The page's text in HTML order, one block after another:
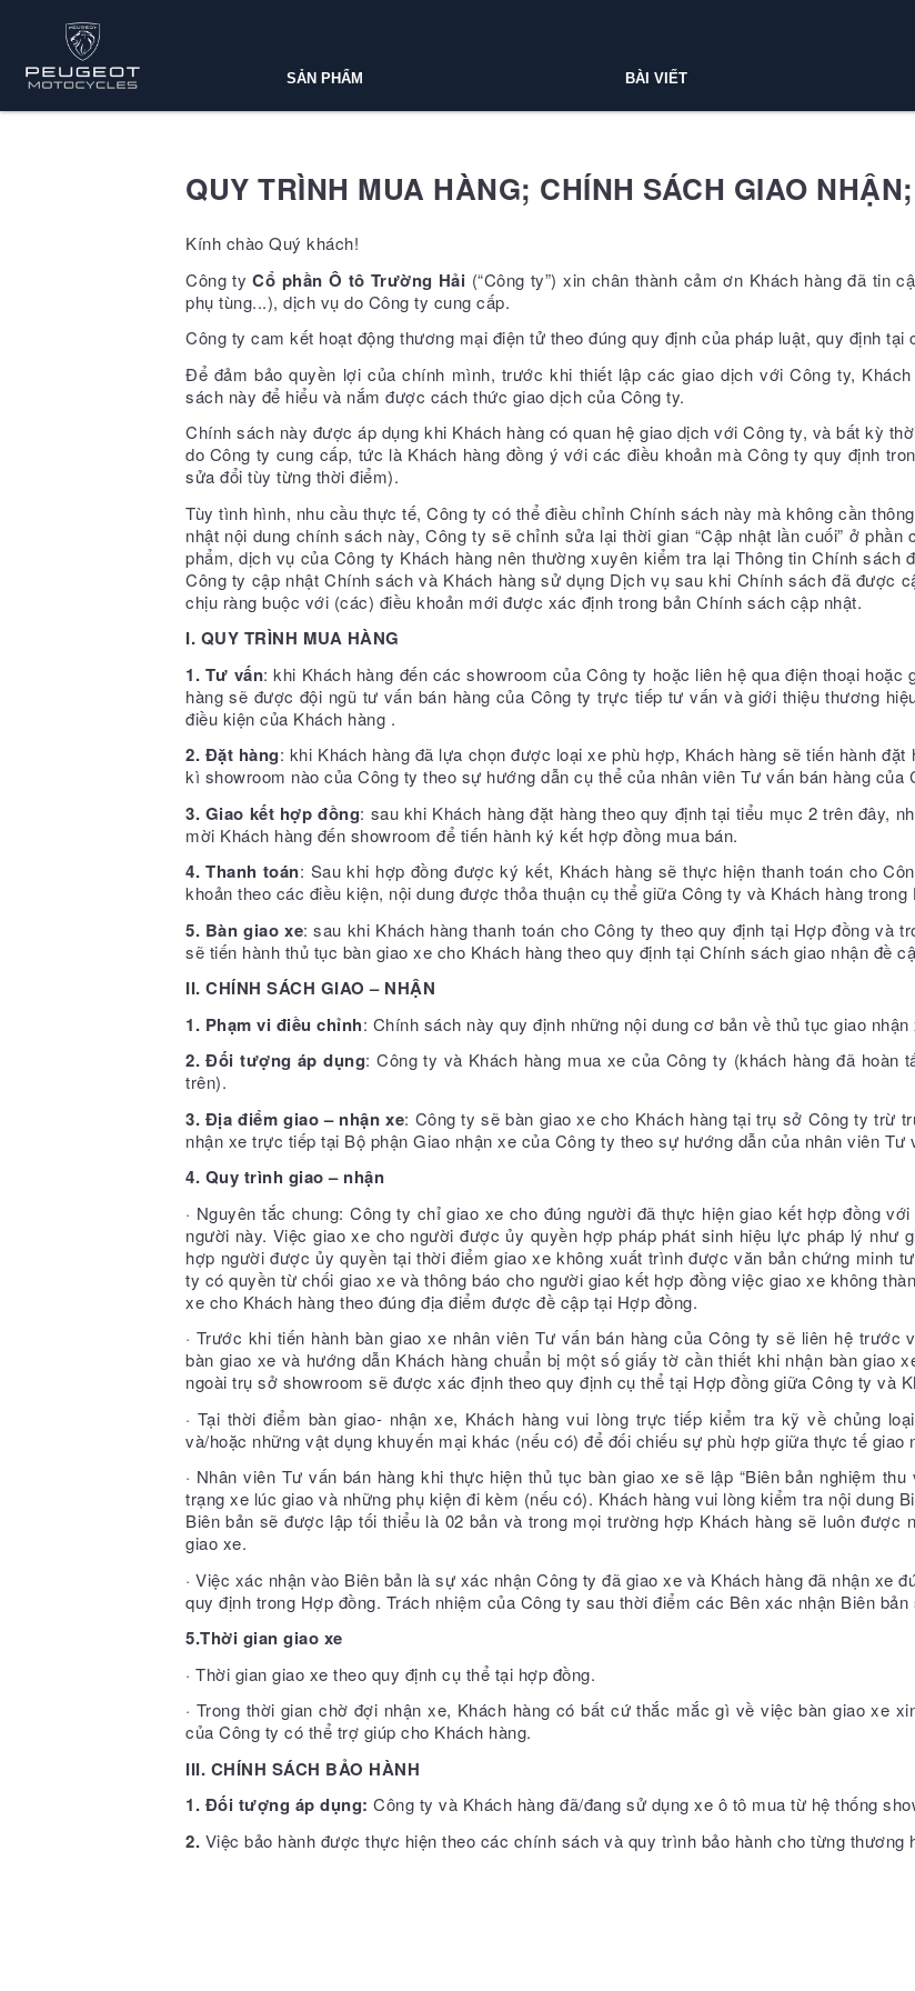
SẢN PHẨM BÀI VIẾT
QUY TRÌNH MUA HÀNG; CHÍNH SÁCH GIAO
Kính chào Quý khách!
Công tyCổ phần Ô tô Trường Hải (“Công ty”) xin chân thành cảm ơn Khách hàng đã tin
phụ tùng...), dịch vụ do Công ty cung cấp.
Công ty cam kết hoạt động thương mại điện tử theo đúng quy định của pháp luật, quy định tại
Để đảm bảo quyền lợi của chính mình, trước khi thiết lập các giao dịch với Công ty,
sách này để hiểu và nắm được cách thức giao dịch của Công ty.
Chính sách này được áp dụng khi Khách hàng có quan hệ giao dịch với Công ty, và bất kỳ
do Công ty cung cấp, tức là Khách hàng đồng ý với các điều khoản mà Công ty quy định
sửa đổi tùy từng thời điểm).
Tùy tình hình, nhu cầu thực tế, Công ty có thể điều chỉnh Chính sách này mà không cần
nhật nội dung chính sách này, Công ty sẽ chỉnh sửa lại thời gian “Cập nhật lần cuối” ở
phẩm, dịch vụ của Công ty Khách hàng nên thường xuyên kiểm tra lại Thông tin Chính sách
Công ty cập nhật Chính sách và Khách hàng sử dụng Dịch vụ sau khi Chính sách đã được
chịu ràng buộc với (các) điều khoản mới được xác định trong bản Chính sách cập nhật.
I. QUY TRÌNH MUA HÀNG
1. Tư vấn: khi Khách hàng đến các showroom của Công ty hoặc liên hệ qua điện thoại
hàng sẽ được đội ngũ tư vấn bán hàng của Công ty trực tiếp tư vấn và giới thiệu thương
điều kiện của Khách hàng .
2. Đặt hàng: khi Khách hàng đã lựa chọn được loại xe phù hợp, Khách hàng sẽ tiến hành
kì showroom nào của Công ty theo sự hướng dẫn cụ thể của nhân viên Tư vấn bán hàng của
3. Giao kết hợp đồng: sau khi Khách hàng đặt hàng theo quy định tại tiểu mục 2 trên đây,
mời Khách hàng đến showroom để tiến hành ký kết hợp đồng mua bán.
4.Thanh toán: Sau khi hợp đồng được ký kết, Khách hàng sẽ thực hiện thanh toán cho
khoản theo các điều kiện, nội dung được thỏa thuận cụ thể giữa Công ty và Khách hàng trong
5. Bàn giao xe: sau khi Khách hàng thanh toán cho Công ty theo quy định tại Hợp đồng và
sẽ tiến hành thủ tục bàn giao xe cho Khách hàng theo quy định tại Chính sách giao nhận đề
II. CHÍNH SÁCH GIAO – NHẬN
1. Phạm vi điều chỉnh: Chính sách này quy định những nội dung cơ bản về thủ tục giao
2.Đối tượng áp dụng: Công ty và Khách hàng mua xe của Công ty (khách hàng đã hoàn
trên).
3. Địa điểm giao – nhận xe: Công ty sẽ bàn giao xe cho Khách hàng tại trụ sở Công ty trừ
nhận xe trực tiếp tại Bộ phận Giao nhận xe của Công ty theo sự hướng dẫn của nhân viên Tư
4. Quy trình giao – nhận
· Nguyên tắc chung: Công ty chỉ giao xe cho đúng người đã thực hiện giao kết hợp đồng
người này. Việc giao xe cho người được ủy quyền hợp pháp phát sinh hiệu lực pháp lý như
hợp người được ủy quyền tại thời điểm giao xe không xuất trình được văn bản chứng minh
ty có quyền từ chối giao xe và thông báo cho người giao kết hợp đồng việc giao xe không
xe cho Khách hàng theo đúng địa điểm được đề cập tại Hợp đồng.
· Trước khi tiến hành bàn giao xe nhân viên Tư vấn bán hàng của Công ty sẽ liên hệ trước
bàn giao xe và hướng dẫn Khách hàng chuẩn bị một số giấy tờ cần thiết khi nhận bàn giao
ngoài trụ sở showroom sẽ được xác định theo quy định cụ thể tại Hợp đồng giữa Công ty và
· Tại thời điểm bàn giao- nhận xe, Khách hàng vui lòng trực tiếp kiểm tra kỹ về chủng
và/hoặc những vật dụng khuyến mại khác (nếu có) để đối chiếu sự phù hợp giữa thực tế
· Nhân viên Tư vấn bán hàng khi thực hiện thủ tục bàn giao xe sẽ lập “Biên bản nghiệm
trạng xe lúc giao và những phụ kiện đi kèm (nếu có). Khách hàng vui lòng kiểm tra nội dung
Biên bản sẽ được lập tối thiểu là 02 bản và trong mọi trường hợp Khách hàng sẽ luôn được
giao xe.
· Việc xác nhận vào Biên bản là sự xác nhận Công ty đã giao xe và Khách hàng đã nhận xe
quy định trong Hợp đồng. Trách nhiệm của Công ty sau thời điểm các Bên xác nhận Biên
5.Thời gian giao xe
· Thời gian giao xe theo quy định cụ thể tại hợp đồng.
· Trong thời gian chờ đợi nhận xe, Khách hàng có bất cứ thắc mắc gì về việc bàn giao xe
của Công ty có thể trợ giúp cho Khách hàng.
III. CHÍNH SÁCH BẢO HÀNH
1. Đối tượng áp dụng: Công ty và Khách hàng đã/đang sử dụng xe ô tô mua từ hệ thống
2. Việc bảo hành được thực hiện theo các chính sách và quy trình bảo hành cho từng thương